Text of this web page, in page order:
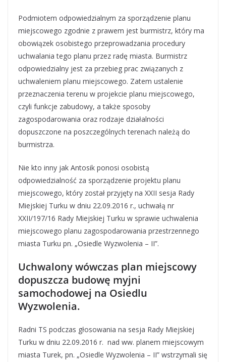
Podmiotem odpowiedzialnym za sporządzenie planu
miejscowego zgodnie z prawem jest burmistrz, który ma
obowiązek osobistego przeprowadzania procedury
uchwalania tego planu przez radę miasta. Burmistrz
odpowiedzialny jest za przebieg prac związanych z
uchwaleniem planu miejscowego. Zatem ustalenie
przeznaczenia terenu w projekcie planu miejscowego,
czyli funkcje zabudowy, a także sposoby
zagospodarowania oraz rodzaje działalności
dopuszczone na poszczególnych terenach należą do
burmistrza.
Nie kto inny jak Antosik ponosi osobistą
odpowiedzialność za sporządzenie projektu planu
miejscowego, który został przyjęty na XXII sesja Rady
Miejskiej Turku w dniu 22.09.2016 r., uchwałą nr
XXII/197/16 Rady Miejskiej Turku w sprawie uchwalenia
miejscowego planu zagospodarowania przestrzennego
miasta Turku pn. „Osiedle Wyzwolenia – II”.
Uchwalony wówczas plan miejscowy
dopuszcza budowę myjni
samochodowej na Osiedlu
Wyzwolenia.
Radni TS podczas głosowania na sesja Rady Miejskiej
Turku w dniu 22.09.2016 r. nad ww. planem miejscowym
miasta Turek, pn. „Osiedle Wyzwolenia – II” wstrzymali się